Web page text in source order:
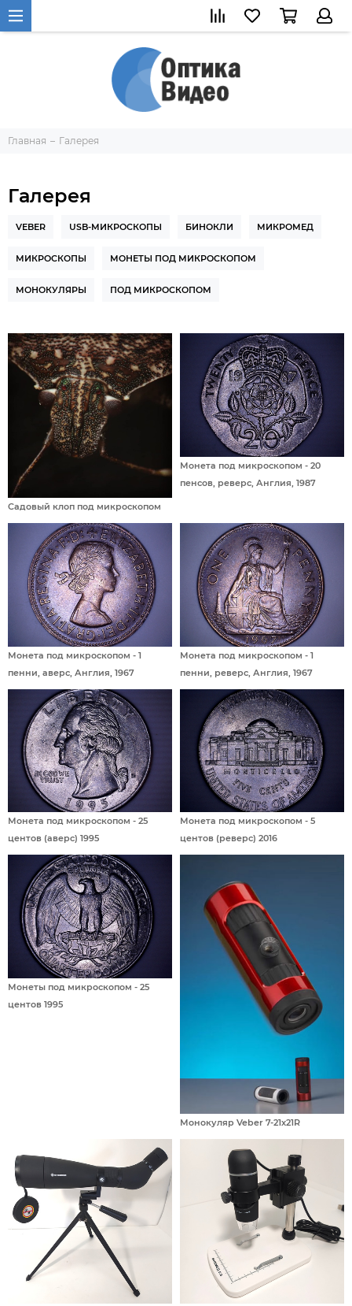
Главная Галерея
Галерея
VEBER USB-МИКРОСКОПЫ БИНОКЛИ МИКРОМЕД
МИКРОСКОПЫ МОНЕТЫ ПОД МИКРОСКОПОМ
МОНОКУЛЯРЫ ПОД МИКРОСКОПОМ
Садовый клоп под микроскопом
Монета под микроскопом - 20
пенсов, реверс, Англия, 1987
Монета под микроскопом - 1
пенни, аверс, Англия, 1967
Монета под микроскопом - 1
пенни, реверс, Англия, 1967
Монета под микроскопом - 25
центов (аверс) 1995
Монета под микроскопом - 5
центов (реверс) 2016
Монеты под микроскопом - 25
центов 1995
Монокуляр Veber 7-21x21R